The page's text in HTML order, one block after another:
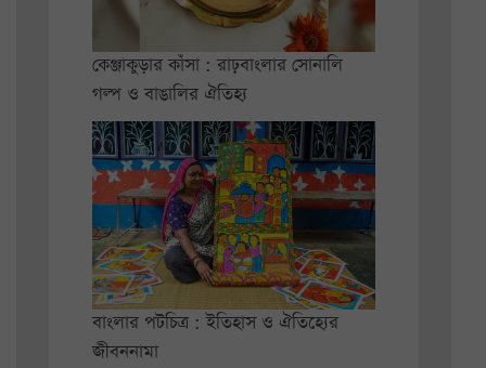
কেঞ্জাকুড়ার কাঁসা : রাঢ়বাংলার সোনালি
গল্প ও বাঙালির ঐতিহ্য
বাংলার পটচিত্র : ইতিহাস ও ঐতিহ্যের
জীবননামা